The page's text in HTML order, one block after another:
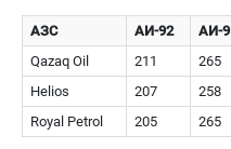
АЗС АИ-92 АИ-
Qazaq Oil
211 265
Helios
207 258
Royal Petrol
205 265